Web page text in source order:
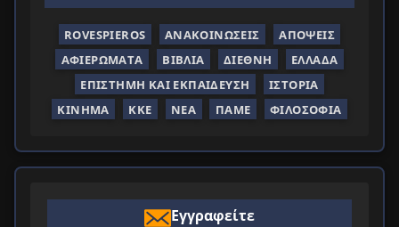
ROVESPIEROS ΑΝΑΚΟΙΝΏΣΕΙΣ
ΑΠΌΨΕΙΣ
ΑΦΙΕΡΏΜΑΤΑ
ΒΙΒΛΊΑ ΔΙΕΘΝΉ
ΕΛΛΆΔΑ
ΕΠΙΣΤΉΜΗ ΚΑΙ ΕΚΠΑΊΔΕΥΣΗ
ΙΣΤΟΡΊΑ
ΚΊΝΗΜΑ
ΚΚΕ ΝΈΑ ΠΑΜΕ ΦΙΛΟΣΟΦΊΑ
Εγγραφείτε